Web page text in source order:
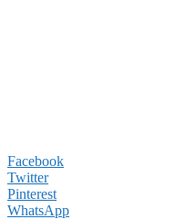
Facebook
Twitter
Pinterest
WhatsApp